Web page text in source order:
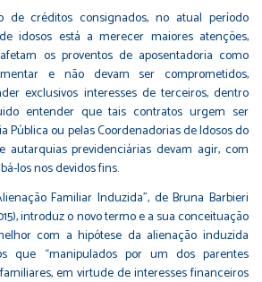
de créditos consignados, no atual período
idosos está a merecer maiores atenções,
os proventos de aposentadoria como
e não devam ser comprometidos,
exclusivos interesses de terceiros, dentro
entender que tais contratos urgem ser
Pública ou pelas Coordenadorias de Idosos do
autarquias previdenciárias devam agir, com
los nos devidos fins.
Familiar Induzida”, de Bruna Barbieri
introduz o novo termo e a sua conceituação
com a hipótese da alienação induzida
que “manipulados por um dos parentes
em virtude de interesses financeiros